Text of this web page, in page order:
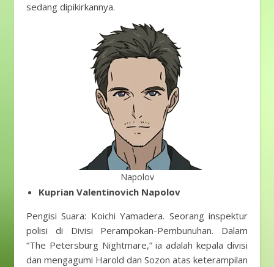
sedang dipikirkannya.
Napolov
Kuprian Valentinovich Napolov
Pengisi Suara: Koichi Yamadera. Seorang inspektur
polisi di Divisi Perampokan-Pembunuhan. Dalam
“The Petersburg Nightmare,” ia adalah kepala divisi
dan mengagumi Harold dan Sozon atas keterampilan